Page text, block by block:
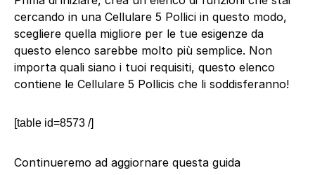
cercando in una Cellulare 5 Pollici in questo modo,
scegliere quella migliore per le tue esigenze da
questo elenco sarebbe molto più semplice. Non
importa quali siano i tuoi requisiti, questo elenco
contiene le Cellulare 5 Pollicis che li soddisferanno!
[table id=8573 /]
Continueremo ad aggiornare questa guida